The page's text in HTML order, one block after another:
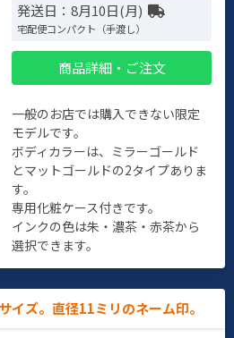
発送日：8月10日(月)
宅配便コンパクト（手渡し）
商品詳細・ご注文
一般のお店では購入できない限定
モデルです。
ボディカラーは、ミラーゴールド
とマットゴールドの2タイプありま
す。
専用化粧ケース付きです。
インクの色は朱・濃茶・赤茶から
選択できます。
イズ。直径11ミリのネーム印。